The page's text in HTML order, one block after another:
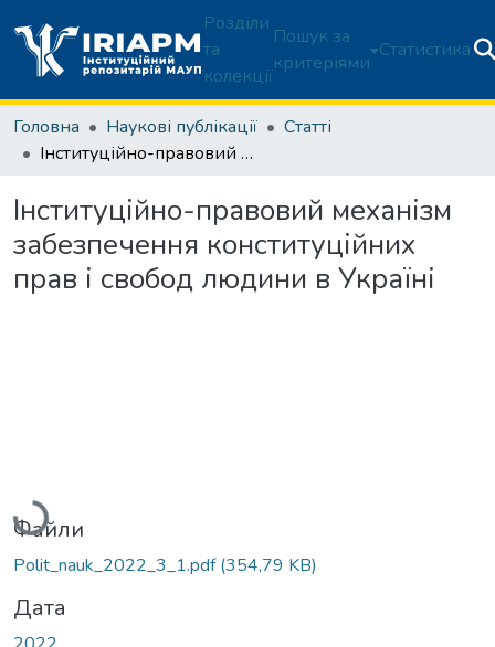
Розділи
та
колекції
Пошук за
критеріями
Статистика
Головна Наукові публікації
Статті
Інституційно-правовий механізм забезпечення конституційних прав і свобод людини в Україні
Інституційно-правовий механізм
забезпечення конституційних
прав і свобод людини в Україні
Вантажиться...
Файли
Polit_nauk_2022_3_1.pdf(354,79 KB)
Дата